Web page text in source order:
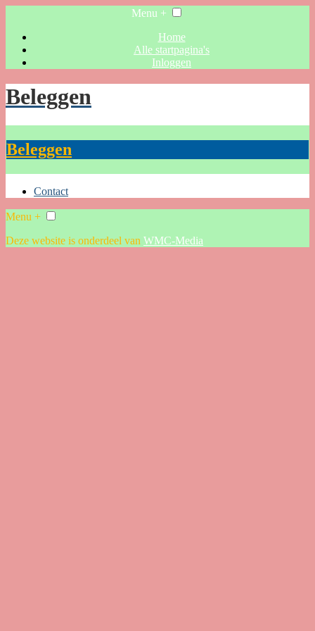
Menu +
Home
Alle startpagina's
Inloggen
Beleggen
Beleggen
Contact
Menu +
Deze website is onderdeel van WMC-Media